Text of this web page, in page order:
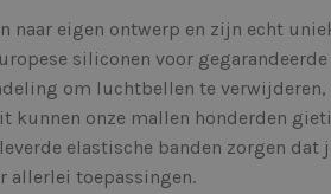
naar eigen ontwerp en zijn echt
siliconen voor
om luchtbellen te
onze mallen honderden
elastische banden zorgen
allerlei toepassingen.